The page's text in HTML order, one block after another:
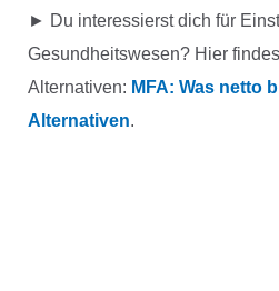
► Du interessierst dich für
Gesundheitswesen? Hier
Alternativen: MFA: Was netto
Alternativen.